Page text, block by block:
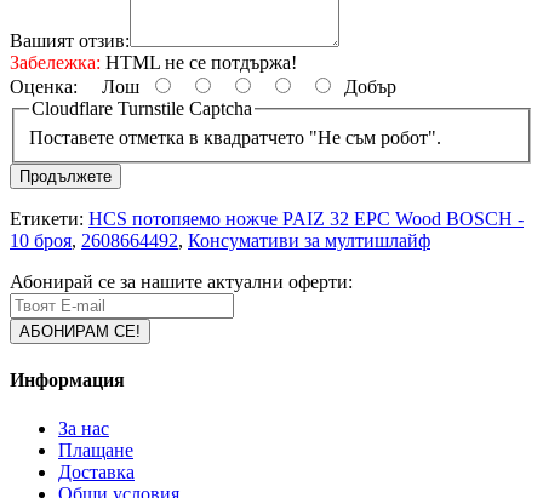
Вашият отзив:
Забележка: HTML не се потдържа!
Оценка: Лош
Добър
Cloudflare Turnstile Captcha
Поставете отметка в квадратчето "Не съм робот".
Продължете
Етикети: HCS потопяемо ножче PAIZ 32 EPC Wood BOSCH -
10 броя, 2608664492, Консумативи за мултишлайф
Абонирай се за нашите актуални оферти:
Информация
За нас
Плащане
Доставка
Общи условия